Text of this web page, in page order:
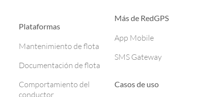
Plataformas
Mantenimiento de flota
Documentación de flota
Comportamiento del
conductor
Más de RedGPS
App Mobile
SMS Gateway
Casos de uso